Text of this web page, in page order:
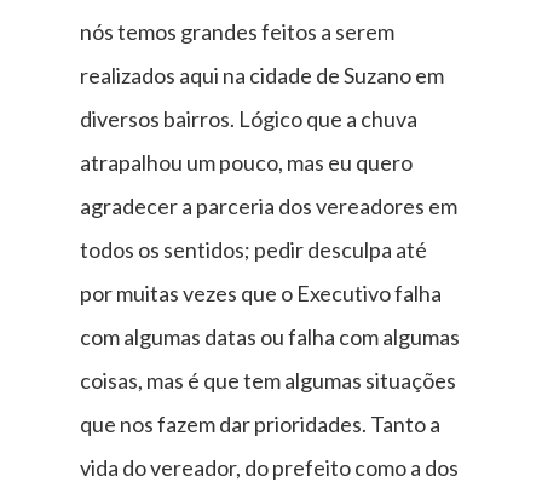
nós temos grandes feitos a serem
realizados aqui na cidade de Suzano em
diversos bairros. Lógico que a chuva
atrapalhou um pouco, mas eu quero
agradecer a parceria dos vereadores em
todos os sentidos; pedir desculpa até
por muitas vezes que o Executivo falha
com algumas datas ou falha com algumas
coisas, mas é que tem algumas situações
que nos fazem dar prioridades. Tanto a
vida do vereador, do prefeito como a dos